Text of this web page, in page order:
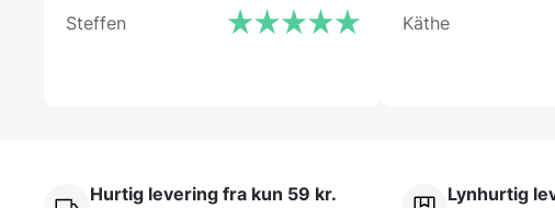
Steffen Käthe
Hurtig levering fra kun 59 kr. Lynhurtig